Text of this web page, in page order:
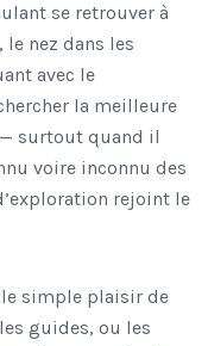
se retrouver à
le nez dans les
avec le
la meilleure
surtout quand il
voire inconnu des
rejoint le
le simple plaisir de
guides, ou les